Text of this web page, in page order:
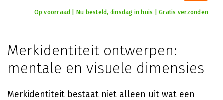
Op voorraad | Nu besteld, dinsdag in huis | Gratis verzonden
Merkidentiteit ontwerpen:
mentale en visuele dimensies
Merkidentiteit bestaat niet alleen uit wat een